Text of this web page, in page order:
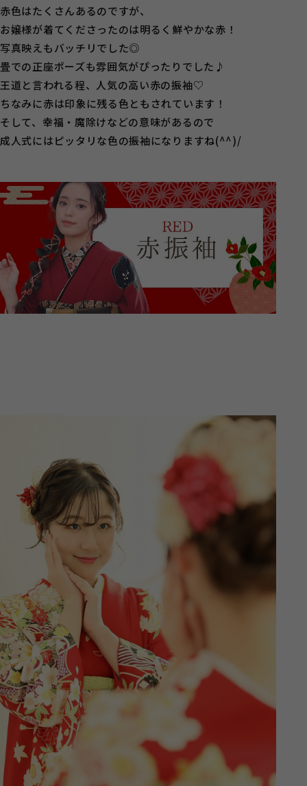
赤色はたくさんあるのですが、
お嬢様が着てくださったのは明るく鮮やかな赤！
写真映えもバッチリでした◎
畳での正座ポーズも雰囲気がぴったりでした♪
王道と言われる程、人気の高い赤の振袖♡
ちなみに赤は印象に残る色ともされています！
そして、幸福・魔除けなどの意味があるので
成人式にはピッタリな色の振袖になりますね(^^)/